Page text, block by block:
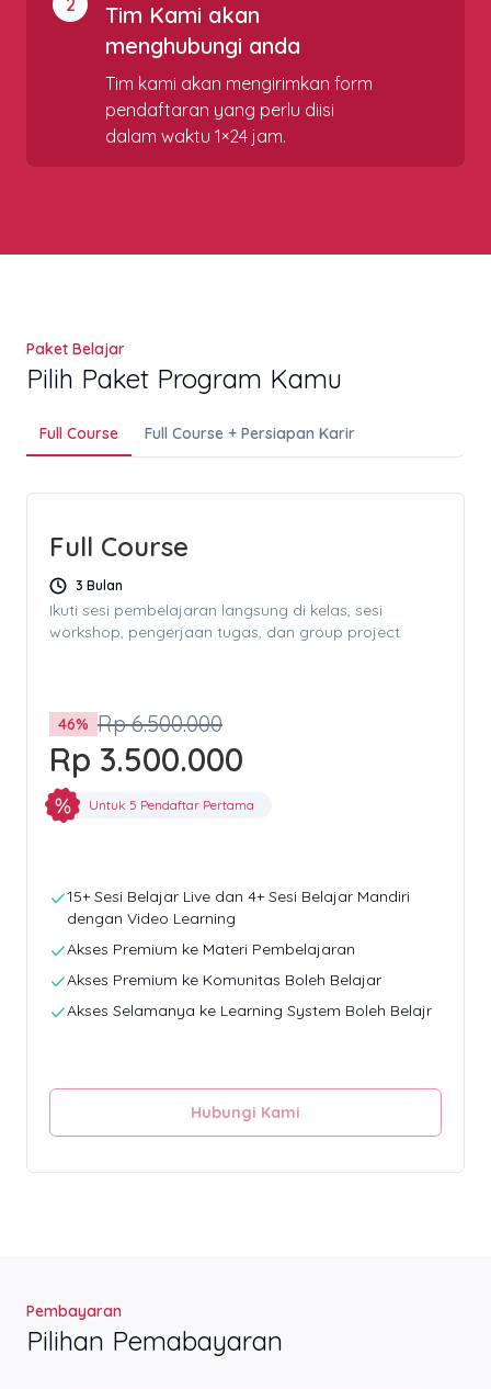
Tim Kami akan
menghubungi anda
Tim kami akan mengirimkan form
pendaftaran yang perlu diisi
dalam waktu 1×24 jam.
Paket Belajar
Pilih Paket Program Kamu
Full Course Full Course + Persiapan Karir
Full Course
3 Bulan
Ikuti sesi pembelajaran langsung di kelas, sesi
workshop, pengerjaan tugas, dan group project
46% Rp 6.500.000
Rp 3.500.000
Untuk 5 Pendaftar Pertama
15+ Sesi Belajar Live dan 4+ Sesi Belajar Mandiri
dengan Video Learning
Akses Premium ke Materi Pembelajaran
Akses Premium ke Komunitas Boleh Belajar
Akses Selamanya ke Learning System Boleh Belajr
Hubungi Kami
Pembayaran
Pilihan Pemabayaran